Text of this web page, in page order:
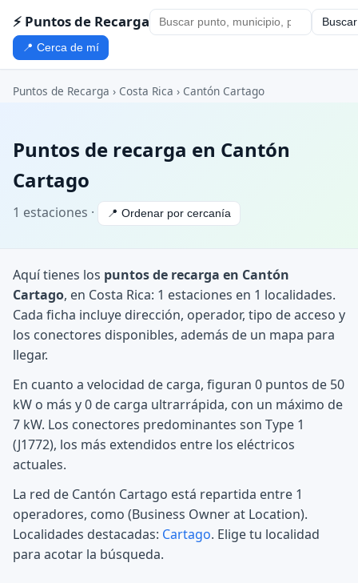
⚡ Puntos de Recarga Buscar
📍 Cerca de mí
Puntos de Recarga › Costa Rica › Cantón Cartago
Puntos de recarga en Cantón
Cartago
1 estaciones · 📍 Ordenar por cercanía
Aquí tienes los puntos de recarga en Cantón
Cartago, en Costa Rica: 1 estaciones en 1 localidades.
Cada ficha incluye dirección, operador, tipo de acceso y
los conectores disponibles, además de un mapa para
llegar.
En cuanto a velocidad de carga, figuran 0 puntos de 50
kW o más y 0 de carga ultrarrápida, con un máximo de
7 kW. Los conectores predominantes son Type 1
(J1772), los más extendidos entre los eléctricos
actuales.
La red de Cantón Cartago está repartida entre 1
operadores, como (Business Owner at Location).
Localidades destacadas: Cartago. Elige tu localidad
para acotar la búsqueda.